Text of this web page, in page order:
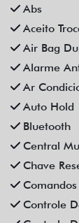
Abs
Aceito
Air Bag
Alarme
Ar
Auto Hold
Bluetooth
Central
Chave
Controle